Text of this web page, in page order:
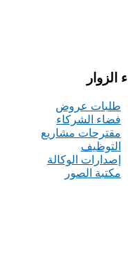
الزوار
طلبات عروض
فضاء الشركاء
مقترحات مشاريع
التوظيف
إصدارات الوكالة
مكتبة الصور